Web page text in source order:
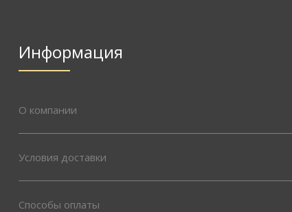
Информация
О компании
Условия доставки
Способы оплаты